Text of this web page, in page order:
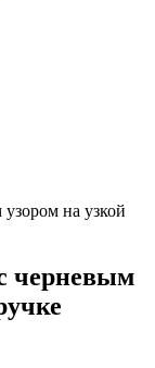
на узкой
черневым